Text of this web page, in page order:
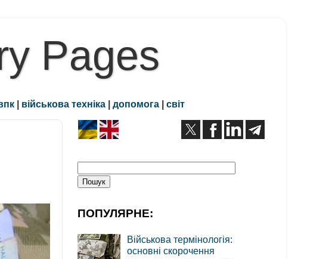
Pages
| військова техніка | допомога | світ
ПОПУЛЯРНЕ:
Військова термінологія:
основні скорочення